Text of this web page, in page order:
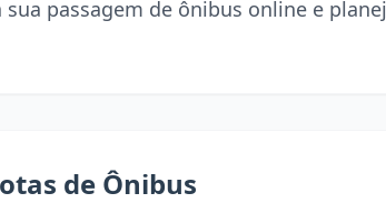
sua passagem de ônibus online e
de Ônibus